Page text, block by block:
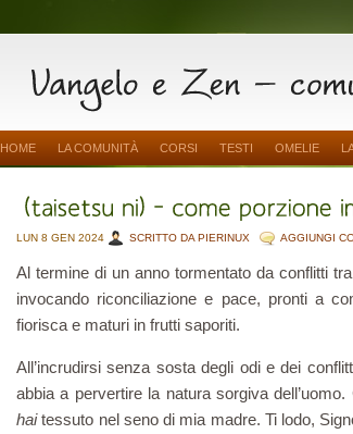
HOME LA COMUNITÀ CORSI TESTI OMELIE
LUN 8 GEN 2024 SCRITTO DA PIERINUX AGGIUNGI
Al termine di un anno tormentato da conflitti
invocando riconciliazione e pace, pronti a
fiorisca e maturi in frutti saporiti.
All’incrudirsi senza sosta degli odi e dei
abbia a pervertire la natura sorgiva
haitessuto nel seno di mia madre. Ti lodo,